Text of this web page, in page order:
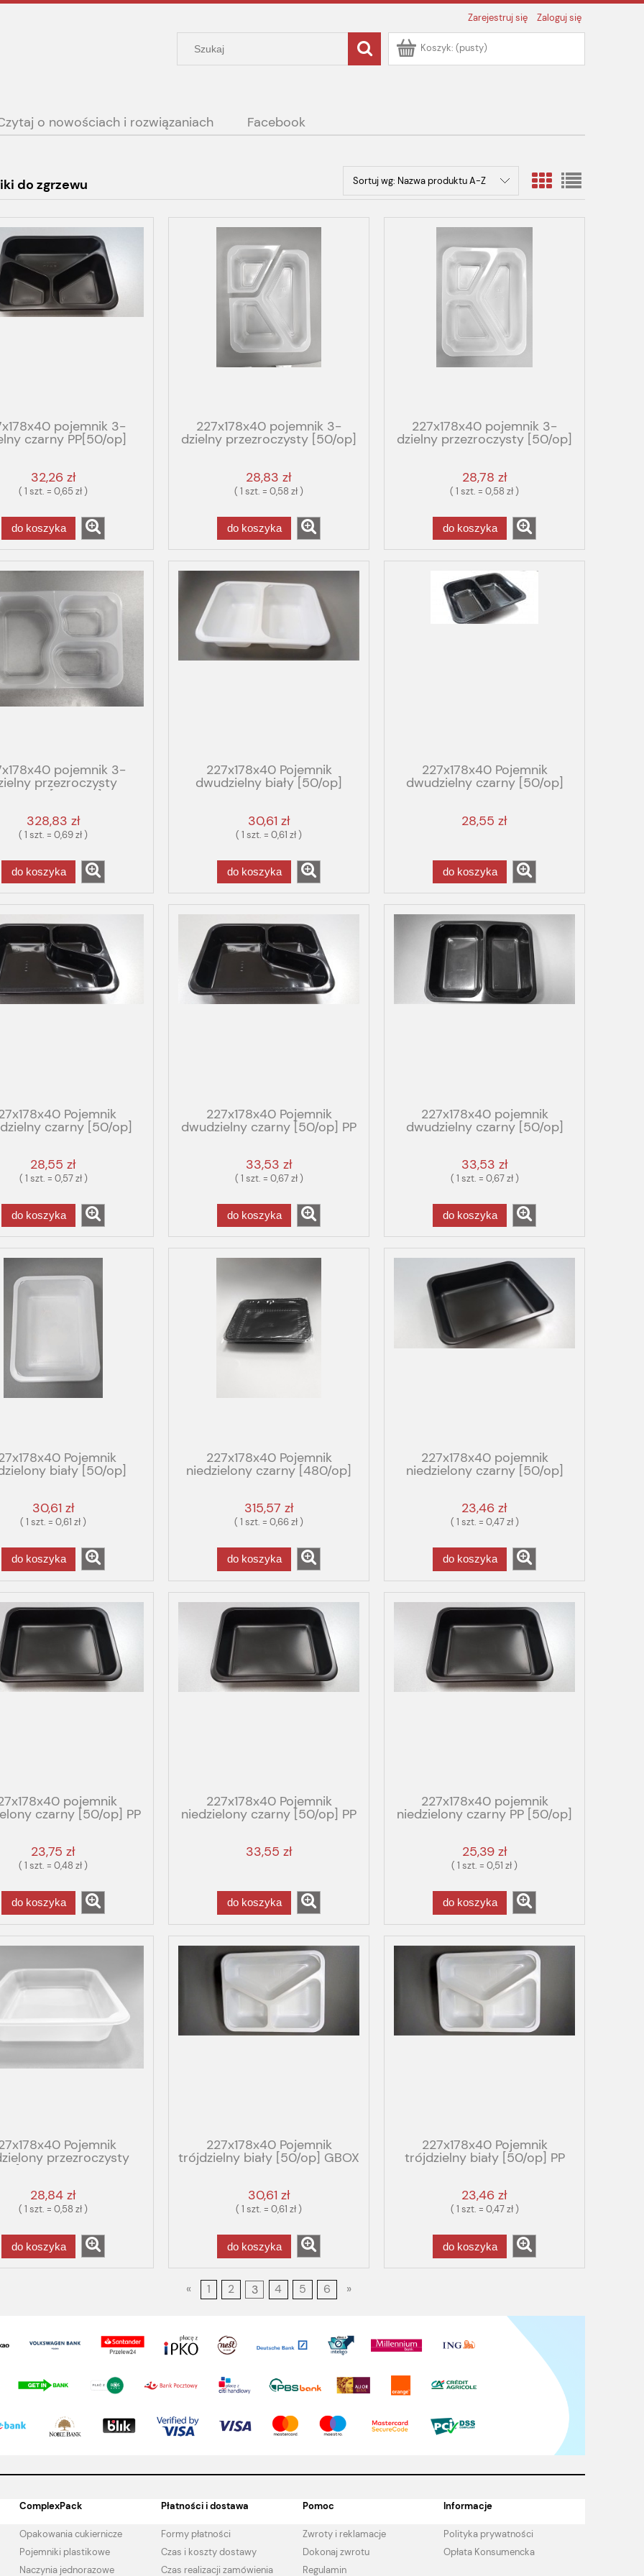
Zarejestruj się Zaloguj się
Koszyk: (pusty)
o nowościach i rozwiązaniach Facebook
do zgrzewu Sortuj wg: Nazwa produktu A-Z
pojemnik 3-
czarny PP[50/op]
40 GBOX GASTRO
LM/G 119263
32,26 zł
( 1 szt. = 0,65 zł )
do koszyka
227x178x40 pojemnik 3-
dzielny przezroczysty [50/op]
GBOX GASTRO FOG
28,83 zł
( 1 szt. = 0,58 zł )
do koszyka
227x178x40 pojemnik 3-
dzielny przezroczysty [50/op]
28,78 zł
( 1 szt. = 0,58 zł )
do koszyka
pojemnik 3-
przezroczysty
[480/op] PP
TRICK fala G129250
328,83 zł
( 1 szt. = 0,69 zł )
do koszyka
227x178x40 Pojemnik
dwudzielny biały [50/op]
GBOX GASTRO FUTURE 20g
30,61 zł
( 1 szt. = 0,61 zł )
do koszyka
227x178x40 Pojemnik
dwudzielny czarny [50/op]
GBOX GASTRO EKO
28,55 zł
do koszyka
Pojemnik
czarny [50/op]
GBOX GASTRO EKO
28,55 zł
( 1 szt. = 0,57 zł )
do koszyka
227x178x40 Pojemnik
dwudzielny czarny [50/op] PP
GBOX GASTRO PREMIUM
33,53 zł
( 1 szt. = 0,67 zł )
do koszyka
227x178x40 pojemnik
dwudzielny czarny [50/op]
PPGBOX GASTRO PREMIUM
33,53 zł
( 1 szt. = 0,67 zł )
do koszyka
Pojemnik
biały [50/op]
GASTRO FUTURE
30,61 zł
( 1 szt. = 0,61 zł )
do koszyka
227x178x40 Pojemnik
niedzielony czarny [480/op]
PP żebrowany
315,57 zł
( 1 szt. = 0,66 zł )
do koszyka
227x178x40 pojemnik
niedzielony czarny [50/op]
LITE PP
23,46 zł
( 1 szt. = 0,47 zł )
do koszyka
pojemnik
czarny [50/op] PP
eko 18.5g
23,75 zł
( 1 szt. = 0,48 zł )
do koszyka
227x178x40 Pojemnik
niedzielony czarny [50/op] PP
GBOX GASTRO PREMIUM
33,55 zł
do koszyka
227x178x40 pojemnik
niedzielony czarny PP [50/op]
25,39 zł
( 1 szt. = 0,51 zł )
do koszyka
Pojemnik
przezroczysty
PP GBOX GASTRO
28,84 zł
( 1 szt. = 0,58 zł )
do koszyka
227x178x40 Pojemnik
trójdzielny biały [50/op] GBOX
GASTRO FUTURE 20g
30,61 zł
( 1 szt. = 0,61 zł )
do koszyka
227x178x40 Pojemnik
trójdzielny biały [50/op] PP
LITE
23,46 zł
( 1 szt. = 0,47 zł )
do koszyka
« 1 2 3 4 5 6 »
ComplexPack
Opakowania cukiernicze
Pojemniki plastikowe
Naczynia jednorazowe
Płatności i dostawa
Formy płatności
Czas i koszty dostawy
Czas realizacji zamówienia
Pomoc
Zwroty i reklamacje
Dokonaj zwrotu
Regulamin
Informacje
Polityka prywatności
Opłata Konsumencka